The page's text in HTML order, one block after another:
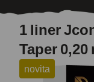
1 liner
Taper 0,20
novita